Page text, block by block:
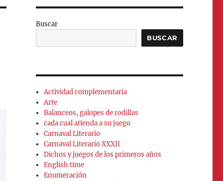
Buscar
BUSCAR
Actividad complementaria
Arte
Balanceos, galopes de rodillas
cada cual atienda a su juego
Carnaval Literario
Carnaval Literario XXXII
Dichos y juegos de los primeros años
English time
Enumeración